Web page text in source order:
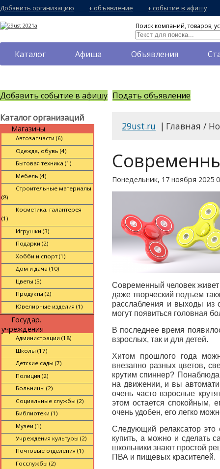
Добавить организацию + объявление + событие в афишу
Поиск компаний, товаров,
Каталог Афиша Объявления
Добавить событие в афишу Подать объявление
Каталог организаций
Магазины
Автозапчасти (6)
Одежда, обувь (4)
Бытовая техника (1)
Мебель (4)
Строительные материалы
(8)
Косметика, галантерея
(1)
Игрушки (3)
Подарки (2)
Хобби и спорт (1)
Дом и дача (10)
Цветы (5)
Продукты (2)
Ювелирные изделия (1)
Государ.
учреждения
Администрации (18)
Школы (17)
Детские сады (7)
Полиция (2)
Больницы (2)
Социальные службы (2)
Библиотеки (1)
Музеи (1)
Учреждения культуры (2)
Почтовые отделения (1)
Госслужбы (2)
29ust.ru | Главная /
Понедельник, 17 ноября 2025
Современный человек живет
даже творческий подъем
расслабления и выходы из
могут появиться головная
В последнее время
взрослых, так и для детей.
Хитом прошлого года
внезапно разных цветов,
крутим спиннер?
на движении, и вы
очень часто взрослые
этом остается спокойным,
очень удобен, его легко
Следующий релаксатор это
купить, а можно и сделать
школьники знают простой
ПВА и пищевых красителей.